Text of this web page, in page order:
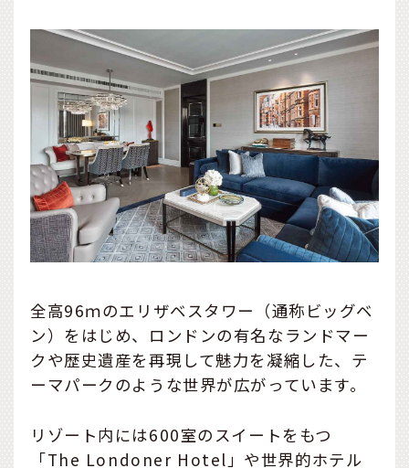
全高96ｍのエリザベスタワー（通称ビッグベ
ン）をはじめ、ロンドンの有名なランドマー
クや歴史遺産を再現して魅力を凝縮した、テ
ーマパークのような世界が広がっています。
リゾート内には600室のスイートをもつ
「The Londoner Hotel」や世界的ホテル